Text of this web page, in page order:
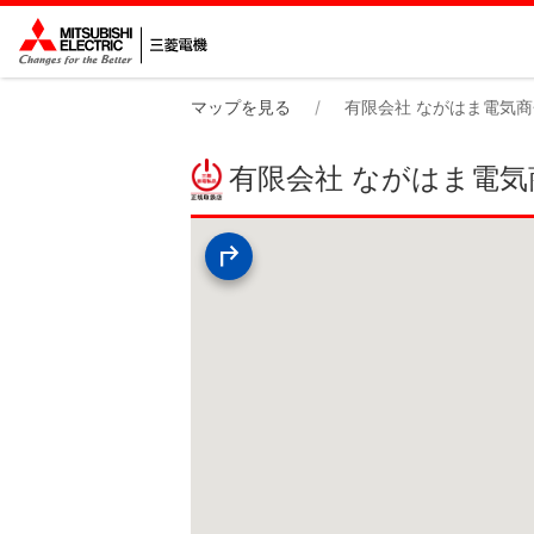
マップを見る 有限会社 ながはま電気
有限会社 ながはま電